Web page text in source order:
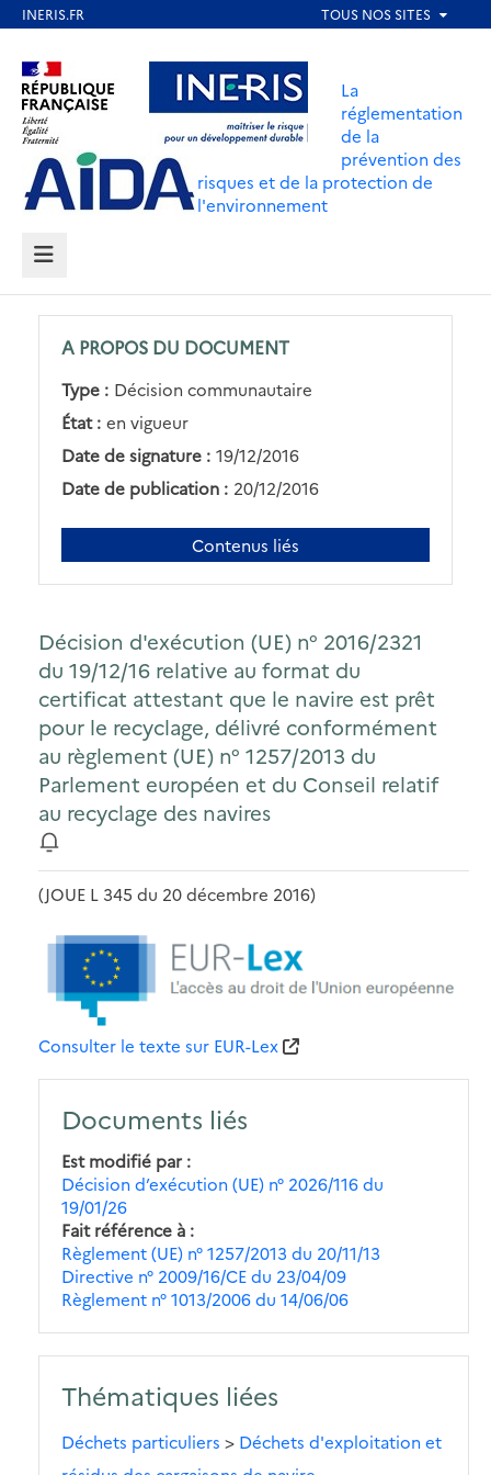
contenu
principal
Aller au contenu Aller au menu
Aller au pied de page
La
réglementation
de la
prévention des
risques et de la protection de
l'environnement
MENU
A PROPOS DU DOCUMENT
Type : Décision communautaire
État : en vigueur
Date de signature : 19/12/2016
Date de publication : 20/12/2016
Contenus liés
Décision d'exécution (UE) n° 2016/2321
du 19/12/16 relative au format du
certificat attestant que le navire est prêt
pour le recyclage, délivré conformément
au règlement (UE) n° 1257/2013 du
Parlement européen et du Conseil relatif
au recyclage des navires
(JOUE L 345 du 20 décembre 2016)
Consulter le texte sur EUR-Lex
Documents liés
Est modifié par
Décision d’exécution (UE) n° 2026/116 du
19/01/26
Fait référence à
Règlement (UE) n° 1257/2013 du 20/11/13
Directive n° 2009/16/CE du 23/04/09
Règlement n° 1013/2006 du 14/06/06
Thématiques liées
Déchets particuliers > Déchets d'exploitation et